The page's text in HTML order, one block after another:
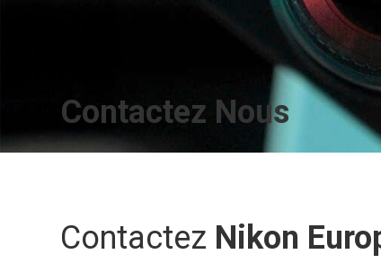
Contactez Nous
Contactez Nikon